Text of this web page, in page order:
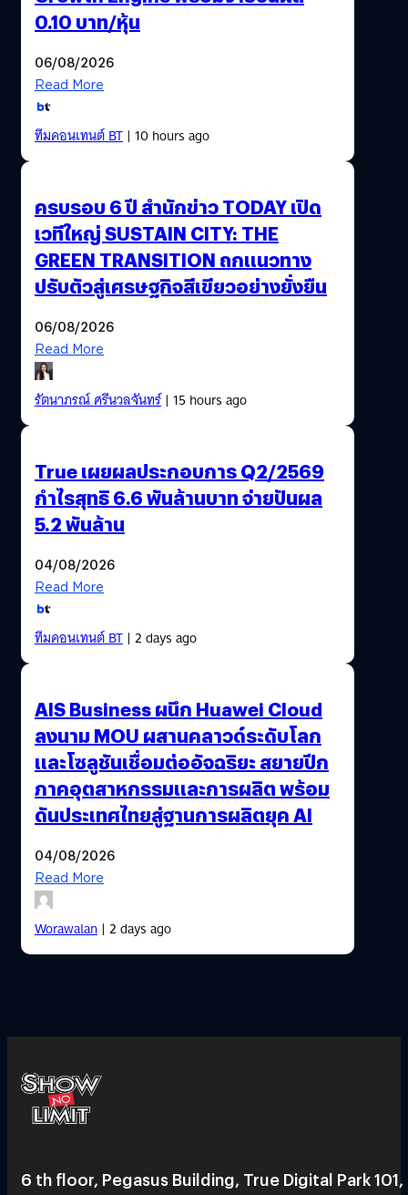
0.10 บาท/หุ้น
06/08/2026
Read More
ทีมคอนเทนต์ BT| 10 hours ago
ครบรอบ 6 ปี สำนักข่าว TODAY เปิด
เวทีใหญ่ SUSTAIN CITY: THE
GREEN TRANSITION ถกแนวทาง
ปรับตัวสู่เศรษฐกิจสีเขียวอย่างยั่งยืน
06/08/2026
Read More
รัตนาภรณ์ ศรีนวลจันทร์| 15 hours ago
True เผยผลประกอบการ Q2/2569
กำไรสุทธิ 6.6 พันล้านบาท จ่ายปันผล
5.2 พันล้าน
04/08/2026
Read More
ทีมคอนเทนต์ BT| 2 days ago
AIS Business ผนึก Huawei Cloud
ลงนาม MOU ผสานคลาวด์ระดับโลก
และโซลูชันเชื่อมต่ออัจฉริยะ สยายปีก
ภาคอุตสาหกรรมและการผลิต พร้อม
ดันประเทศไทยสู่ฐานการผลิตยุค AI
04/08/2026
Read More
Worawalan| 2 days ago
6 th floor, Pegasus Building, True Digital Park 101,